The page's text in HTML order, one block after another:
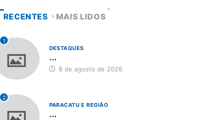
RECENTES MAIS LIDOS
1
DESTAQUES
...
8 de agosto de 2026
2
PARACATU E REGIÃO
...